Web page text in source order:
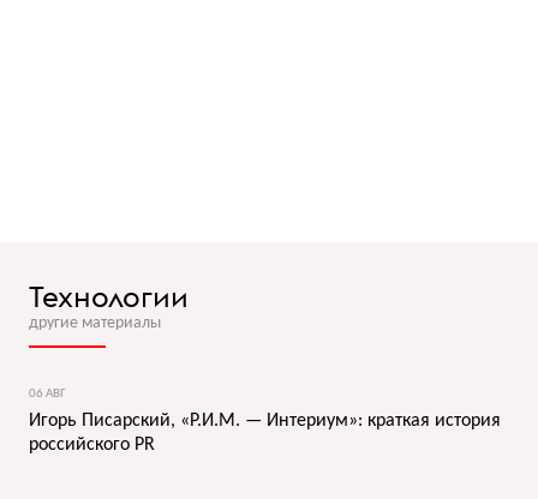
Технологии
другие материалы
06 АВГ
Игорь Писарский, «Р.И.М. — Интериум»: краткая история
российского PR